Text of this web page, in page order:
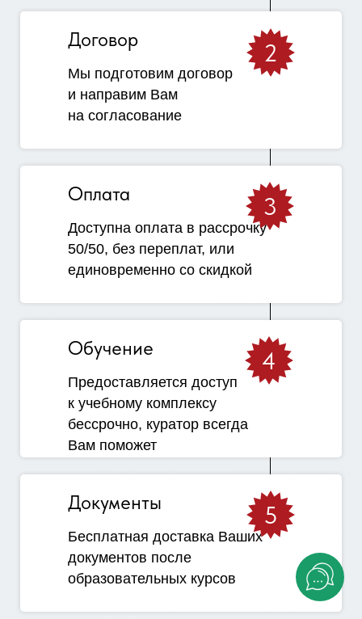
Оплата
Доступна оплата в рассрочку
50/50, без переплат, или
единовременно со скидкой
3
Документы
Бесплатная доставка Ваших
документов после
образовательных курсов
5
Договор
Мы подготовим договор
и направим Вам
на согласование
2
Обучение
Предоставляется доступ
к учебному комплексу
бессрочно, куратор всегда
Вам поможет
4